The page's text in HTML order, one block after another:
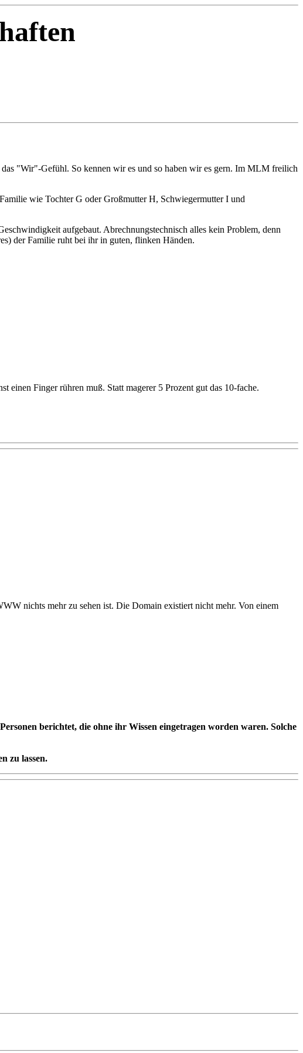
"Wir"-Gefühl. So kennen wir es und so haben wir es gern. Im MLM freilich
wie Tochter G oder Großmutter H, Schwiegermutter I und
aufgebaut. Abrechnungstechnisch alles kein Problem, denn
der Familie ruht bei ihr in guten, flinken Händen.
einen Finger rühren muß. Statt magerer 5 Prozent gut das 10-fache.
nichts mehr zu sehen ist. Die Domain existiert nicht mehr. Von einem
berichtet, die ohne ihr Wissen eingetragen worden waren. Solche
zu lassen.